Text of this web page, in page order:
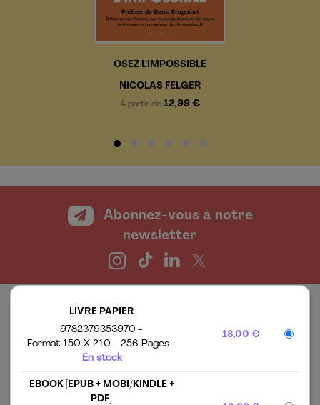
LIVRE PAPIER
9782379353970
Format 150 X 210
256 Pages
En stock
18,00 €
EBOOK [EPUB + MOBI/KINDLE +
PDF]
OSEZ L'IMPOSSIBLE
NICOLAS FELGER
À partir de 12,99 €
Abonnez-vous à notre
newsletter
LES ÉDITIONS ALISIO